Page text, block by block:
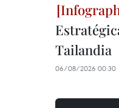
Tailandia
06/08/2026 00:30